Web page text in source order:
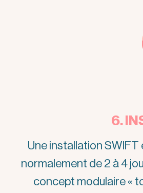
6.
Une installation SWIFT
normalement de 2 à 4
concept modulaire «